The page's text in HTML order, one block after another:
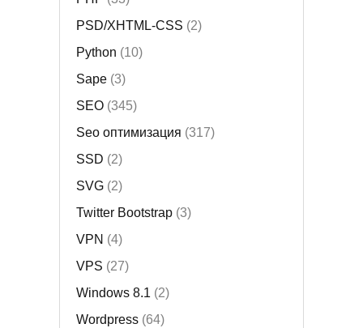
PSD/XHTML-CSS (2)
Python (10)
Sape(3)
SEO(345)
Seo оптимизация (317)
SSD (2)
SVG(2)
Twitter Bootstrap(3)
VPN (4)
VPS (27)
Windows 8.1 (2)
Wordpress(64)